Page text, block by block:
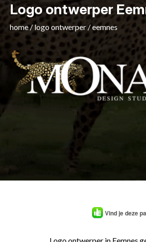
Logo ontwerper
home/logo ontwerper /eemnes
Vind je deze